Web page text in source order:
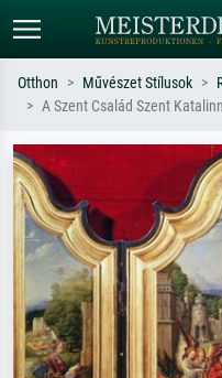
Keressen művész, műcím vagy
szerint – pl. Monet, Csillagos éj,
impresszionizmus, Hokusai-
Otthon Művészet Stílusok
A Szent Család Szent